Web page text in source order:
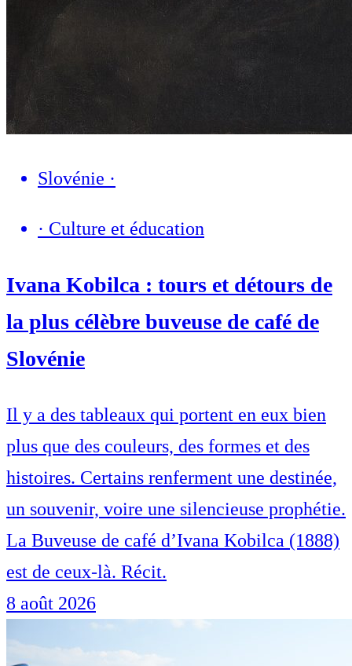
Slovénie ·
· Culture et éducation
Ivana Kobilca : tours et détours de
la plus célèbre buveuse de café de
Slovénie
Il y a des tableaux qui portent en eux bien
plus que des couleurs, des formes et des
histoires. Certains renferment une destinée,
un souvenir, voire une silencieuse prophétie.
La Buveuse de café d’Ivana Kobilca (1888)
est de ceux-là. Récit.
8 août 2026